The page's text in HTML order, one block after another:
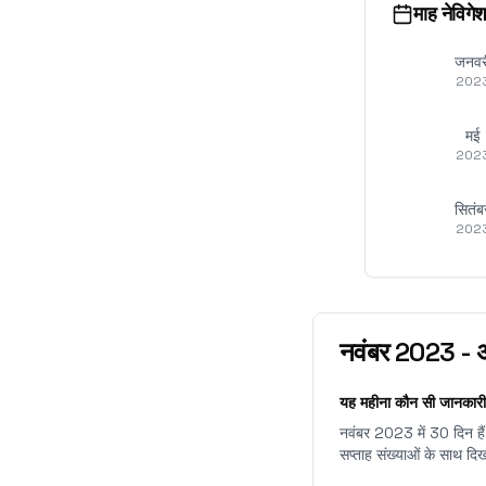
माह
मई
नवंबर 2023 -
यह महीना कौन सी
नवंबर 2023 में 30 दिन हैं,
सप्ताह संख्याओं के साथ